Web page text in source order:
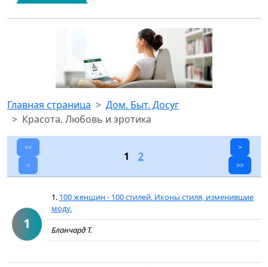
Главная страница
Дом. Быт. Досуг
Красота. Любовь и эротика
<<
<
1 2
>
>>
1
1. 100 женщин - 100 стилей. Иконы стиля, изменившие
моду.
Бланчард Т.